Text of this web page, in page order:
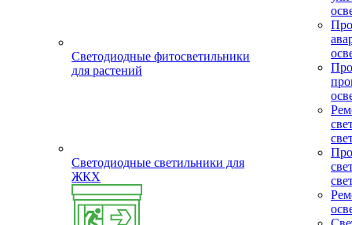
Светодиодные фитосветильники
для растений
Светодиодные светильники для
ЖКХ